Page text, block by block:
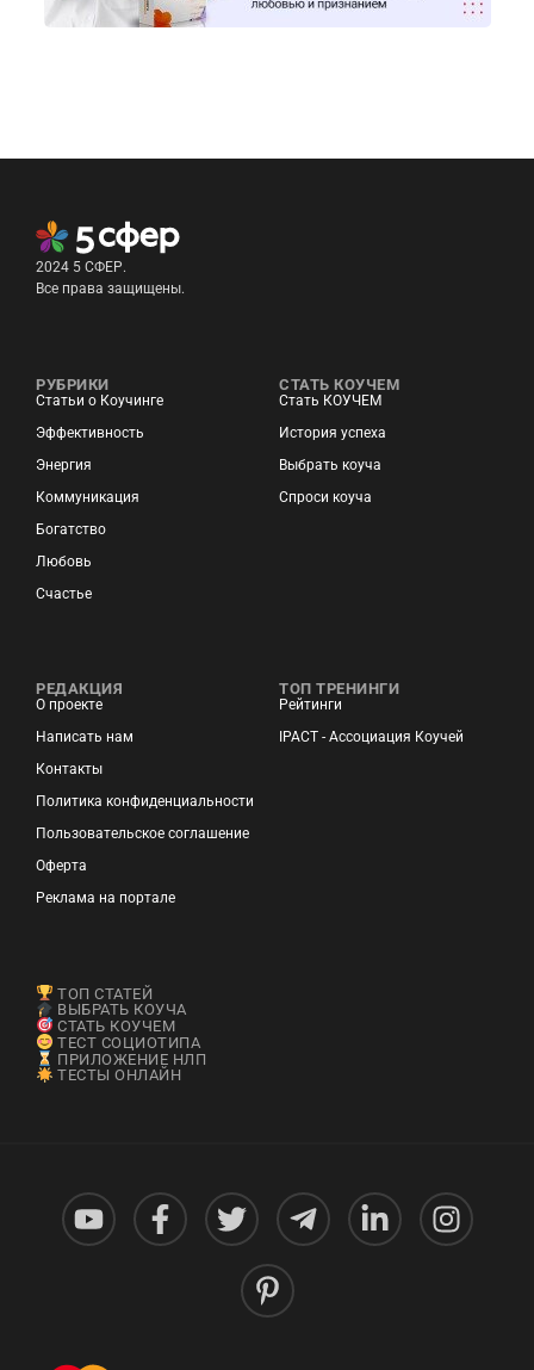
2024 5 СФЕР.
Все права защищены.
РУБРИКИ
Статьи о Коучинге
Эффективность
Энергия
Коммуникация
Богатство
Любовь
Счастье
СТАТЬ КОУЧЕМ
Стать КОУЧЕМ
История успеха
Выбрать коуча
Спроси коуча
РЕДАКЦИЯ
О проекте
Написать нам
Контакты
Политика конфиденциальности
Пользовательское соглашение
Оферта
Реклама на портале
ТОП ТРЕНИНГИ
Рейтинги
IPACT - Ассоциация Коучей
ТОП СТАТЕЙ
ВЫБРАТЬ КОУЧА
СТАТЬ КОУЧЕМ
ТЕСТ СОЦИОТИПА
ПРИЛОЖЕНИЕ НЛП
ТЕСТЫ ОНЛАЙН